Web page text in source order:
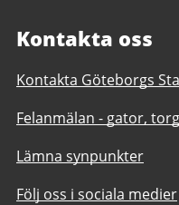
Kontakta oss
Kontakta Göteborgs
Felanmälan - gator,
Lämna synpunkter
Följ oss i sociala medier